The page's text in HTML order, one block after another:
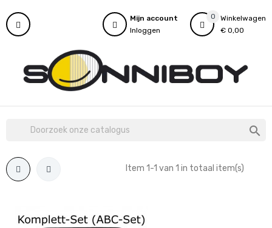
0
Winkelwagen
€ 0,00
Mijn account
Inloggen

Item 1-1 van 1 in totaal item(s)